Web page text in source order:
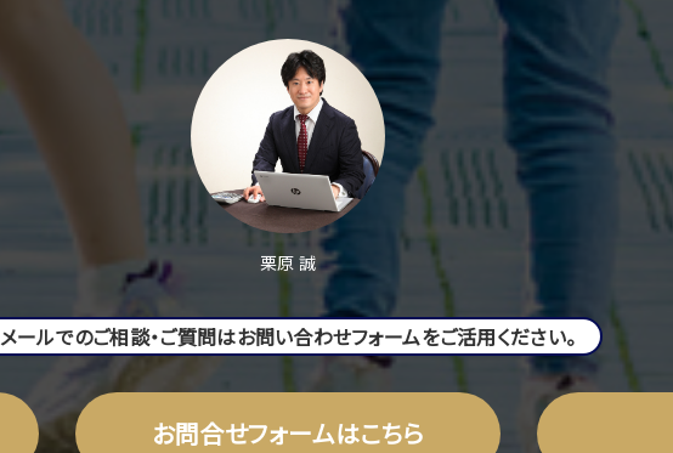
栗原 誠
メールでのご相談・ご質問はお問い合わせフォームをご活用ください。
お問合せフォームはこちら